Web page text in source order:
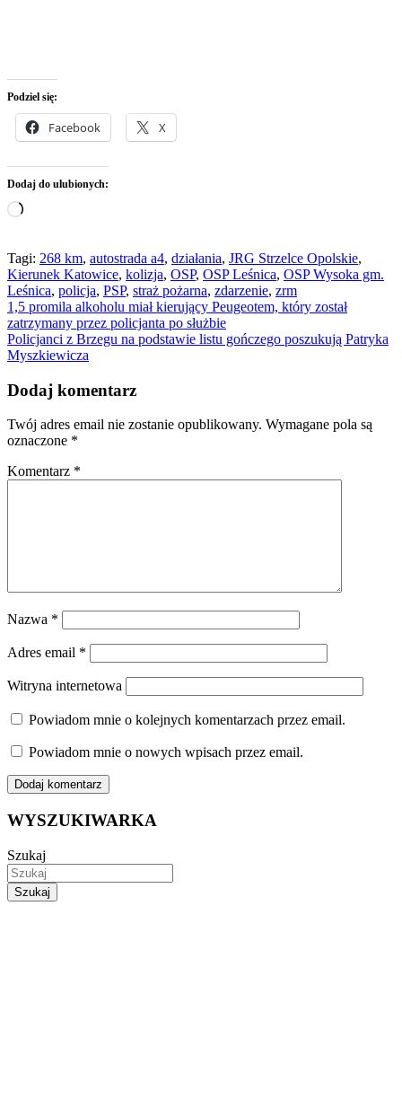
Podziel się:
Facebook X
Dodaj do ulubionych:
Wczytywanie…
Tagi: 268 km, autostrada a4, działania, JRG Strzelce Opolskie,
Kierunek Katowice, kolizja, OSP, OSP Leśnica, OSP Wysoka gm.
Leśnica, policja, PSP, straż pożarna, zdarzenie, zrm
Nawigacja
wpisu
1,5 promila alkoholu miał kierujący Peugeotem, który został
zatrzymany przez policjanta po służbie
Policjanci z Brzegu na podstawie listu gończego poszukują Patryka
Myszkiewicza
Dodaj komentarz
Twój adres email nie zostanie opublikowany. Wymagane pola są
oznaczone *
Komentarz *
Nazwa *
Adres email *
Witryna internetowa
Powiadom mnie o kolejnych komentarzach przez email.
Powiadom mnie o nowych wpisach przez email.
WYSZUKIWARKA
Szukaj
Szukaj